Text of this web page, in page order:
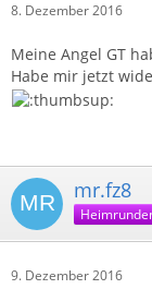
8. Dezember 2016
Meine Angel GT
Habe mir jetzt
mr.fz8
9. Dezember 2016